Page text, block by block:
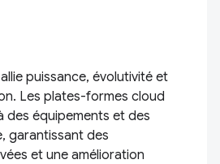
puissance, évolutivité et
Les plates-formes cloud
des équipements et des
garantissant des
et une amélioration